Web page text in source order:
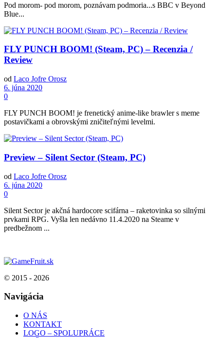
Pod morom- pod morom, poznávam podmoria...s BBC v Beyond
Blue...
FLY PUNCH BOOM! (Steam, PC) – Recenzia /
Review
od Laco Jofre Orosz
6. júna 2020
0
FLY PUNCH BOOM! je frenetický anime-like brawler s meme
postavičkami a obrovskými zničiteľnými levelmi.
Preview – Silent Sector (Steam, PC)
od Laco Jofre Orosz
6. júna 2020
0
Silent Sector je akčná hardocore scifárna – raketovinka so silnými
prvkami RPG. Vyšla len nedávno 11.4.2020 na Steame v
predbežnom ...
© 2015 - 2026
Navigácia
O NÁS
KONTAKT
LOGO – SPOLUPRÁCE